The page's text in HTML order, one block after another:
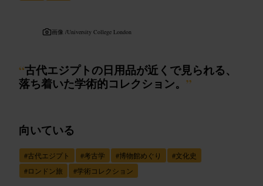
画像 /University College London
“古代エジプトの日用品が近くで見られる、
落ち着いた学術的コレクション。 ”
向いている
#古代エジプト #考古学 #博物館めぐり #文化史
#ロンドン旅 #学術コレクション